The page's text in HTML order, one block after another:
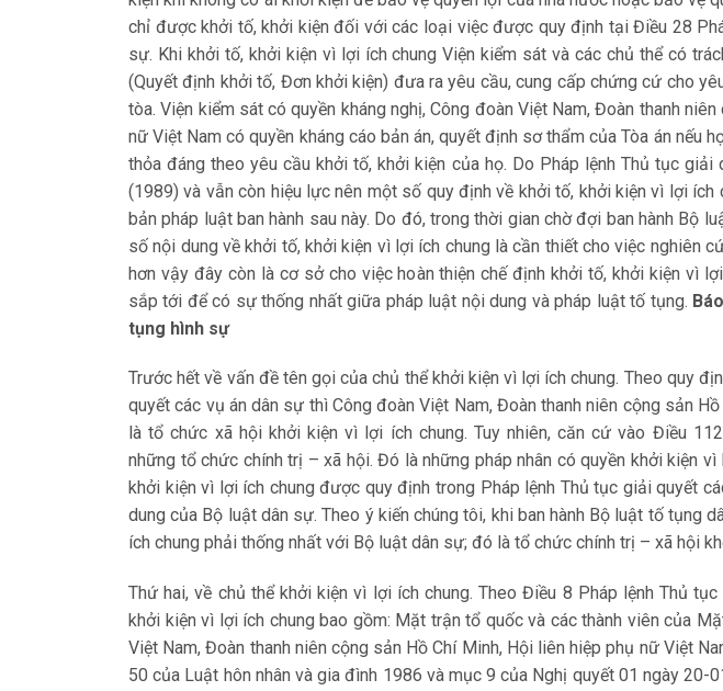
chỉ được khởi tố, khởi kiện đối với các loại việc được quy định tại Điều 28
sự. Khi khởi tố, khởi kiện vì lợi ích chung Viện kiểm sát và các chủ thể có
(Quyết định khởi tố, Đơn khởi kiện) đưa ra yêu cầu, cung cấp chứng cứ cho
tòa. Viện kiểm sát có quyền kháng nghị, Công đoàn Việt Nam, Đoàn thanh
nữ Việt Nam có quyền kháng cáo bản án, quyết định sơ thẩm của Tòa án nếu
thỏa đáng theo yêu cầu khởi tố, khởi kiện của họ. Do Pháp lệnh Thủ tục giải
(1989) và vẫn còn hiệu lực nên một số quy định về khởi tố, khởi kiện vì lợi ích
bản pháp luật ban hành sau này. Do đó, trong thời gian chờ đợi ban hành Bộ
số nội dung về khởi tố, khởi kiện vì lợi ích chung là cần thiết cho việc nghiên
hơn vậy đây còn là cơ sở cho việc hoàn thiện chế định khởi tố, khởi kiện vì
sắp tới để có sự thống nhất giữa pháp luật nội dung và pháp luật tố tụng.
tụng hình sự
Trước hết về vấn đề tên gọi của chủ thể khởi kiện vì lợi ích chung. Theo quy
quyết các vụ án dân sự thì Công đoàn Việt Nam, Đoàn thanh niên cộng sản
là tổ chức xã hội khởi kiện vì lợi ích chung. Tuy nhiên, căn cứ vào Điều
những tổ chức chính trị – xã hội. Đó là những pháp nhân có quyền khởi kiện
khởi kiện vì lợi ích chung được quy định trong Pháp lệnh Thủ tục giải quyết
dung của Bộ luật dân sự. Theo ý kiến chúng tôi, khi ban hành Bộ luật tố tụng
ích chung phải thống nhất với Bộ luật dân sự; đó là tổ chức chính trị – xã hội
Thứ hai, về chủ thể khởi kiện vì lợi ích chung. Theo Điều 8 Pháp lệnh Thủ
khởi kiện vì lợi ích chung bao gồm: Mặt trận tổ quốc và các thành viên của
Việt Nam, Đoàn thanh niên cộng sản Hồ Chí Minh, Hội liên hiệp phụ nữ Việt
50 của Luật hôn nhân và gia đình 1986 và mục 9 của Nghị quyết 01 ngày 20-